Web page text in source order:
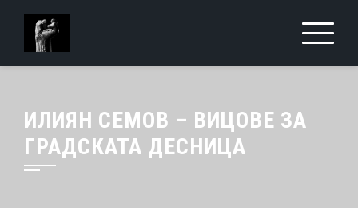
ИЛИЯН СЕМОВ – ВИЦОВЕ ЗА
ГРАДСКАТА ДЕСНИЦА